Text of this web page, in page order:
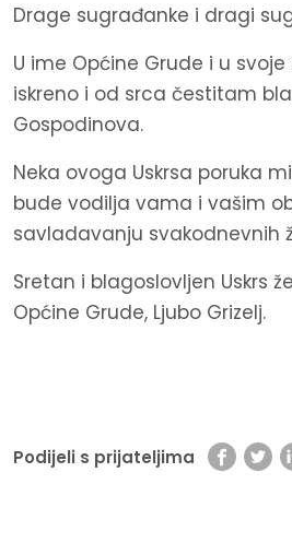
Drage sugrađanke i dragi
U ime Općine Grude i u
iskreno i od srca čestitam
Gospodinova.
Neka ovoga Uskrsa poruka
bude vodilja vama i vašim
savladavanju svakodnevnih
Sretan i blagoslovljen Uskrs
Općine Grude, Ljubo Grizelj.
Podijeli s prijateljima